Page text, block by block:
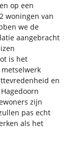
op een
wo­nin­gen van
we de
aan­ge­bracht
is het
en
zijn
pas echt
als het